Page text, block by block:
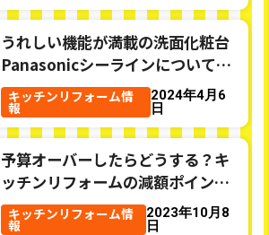
うれしい機能が満載の洗面化粧台
Panasonicシーラインについてご
紹介☆
キッチンリフォーム情
報
2024年4月6
日
予算オーバーしたらどうする？キ
ッチンリフォームの減額ポイント
5つをご紹介！
キッチンリフォーム情
報
2023年10月8
日